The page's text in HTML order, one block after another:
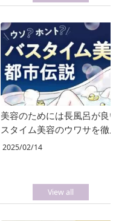
美容のためには長風呂が良
スタイム美容のウワサを徹
査！
2025/02/14
View all